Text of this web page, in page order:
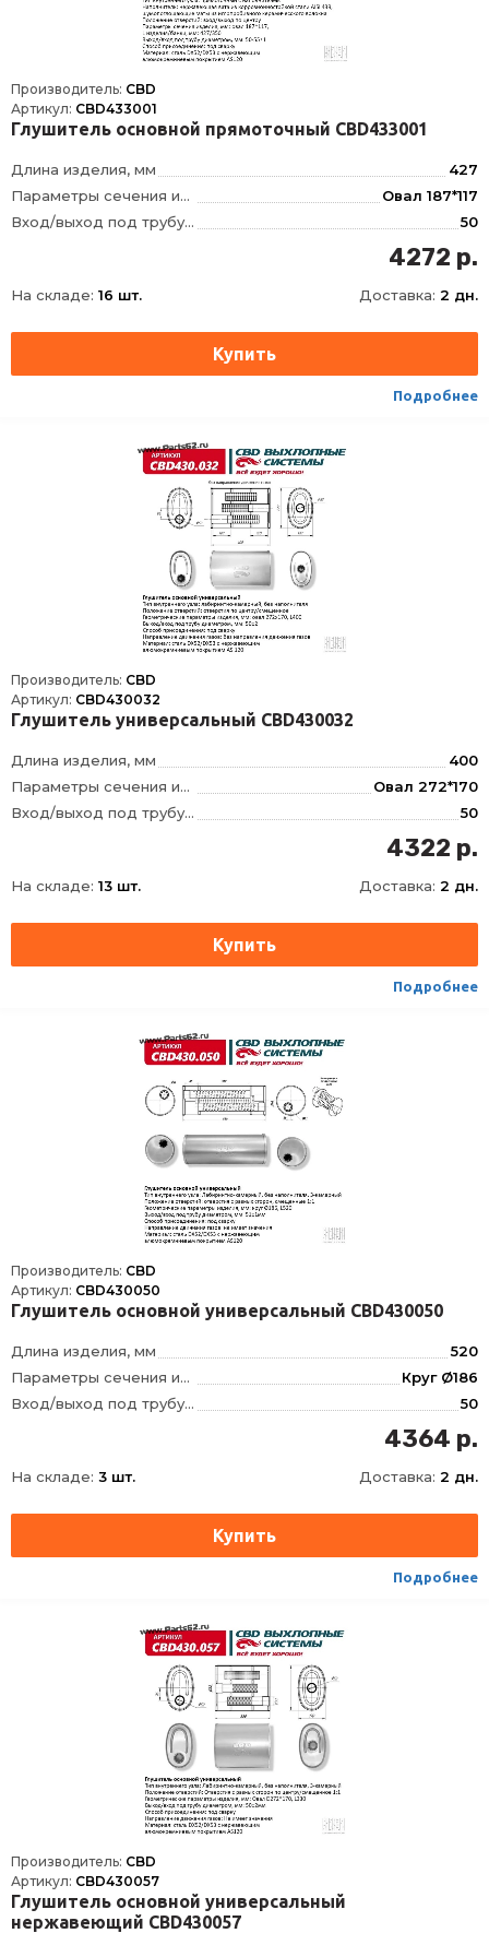
Производитель: CBD
Артикул: CBD433001
Глушитель основной прямоточный CBD433001
Длина изделия, мм
427
Параметры сечения изделия, мм
Овал 187*117
Вход/выход под трубу диаметром, мм
50
Прямоточный, с наполнителем
по центру
Длина камеры, мм
350
Направление движения газов
не имеет значения
Сварка
4272 р.
На складе: 16 шт. Доставка: 2 дн.
Подробнее
Производитель: CBD
Артикул: CBD430032
Глушитель универсальный CBD430032
Длина изделия, мм
400
Параметры сечения изделия, мм
Овал 272*170
Вход/выход под трубу диаметром, мм
50
смещенное/по центру
Материал
Нержавеющая сталь DX52/DX53 с алюмокремниевым покрытием AS120
4322 р.
На складе: 13 шт. Доставка: 2 дн.
Подробнее
Производитель: CBD
Артикул: CBD430050
Глушитель основной универсальный CBD430050
Длина изделия, мм
520
Параметры сечения изделия, мм
Круг Ø186
Вход/выход под трубу диаметром, мм
50
Отверстия с разных сторон, смещенные
Материал
Сталь с нержавеющим алюмокремниевым покрытием DX52/DX53+AS120
4364 р.
На складе: 3 шт. Доставка: 2 дн.
Подробнее
Производитель: CBD
Артикул: CBD430057
Глушитель основной универсальный
нержавеющий CBD430057